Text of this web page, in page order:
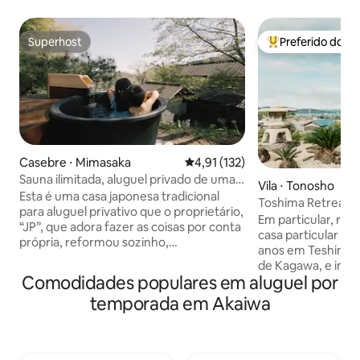
Superhost
Superhost
Casebre ⋅ Mimasaka 4,91 de uma avaliação média de
4,91 (132)
Sauna ilimitada, aluguel privado de uma
casa kominka
Esta é uma casa japonesa tradicional
para aluguel privativo que o proprietário,
“JP”, que adora fazer as coisas por conta
própria, reformou sozinho,
ideal, em uma casa tradicional de 150
anos. Talvez a maior vantagem desta
acomodação seja a sua “sauna ovo”
Entre os
Preferido dos
Vila ⋅ Tonosho
Toshima Retreat
Um momento
casa onde você
Inland Sea
Em particular,
casa particular
anos em
de Kagawa, e
verão de 2021. Uma casa antiga com um
espaço
espaçosa acima
Comodidades populares em aluguel por
temporada em Akaiwa